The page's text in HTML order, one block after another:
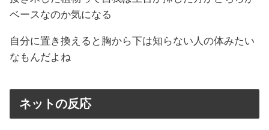
ベースなのか気になる
自分に置き換えると胸から下は知らない人の体みたい
なもんだよね
ネットの反応